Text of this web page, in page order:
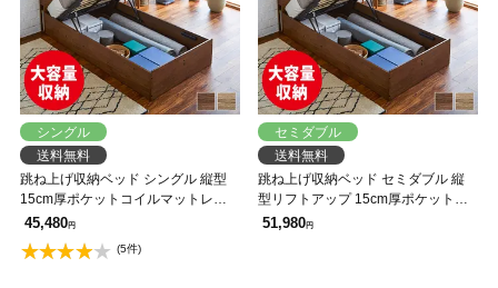
シングル
送料無料
跳ね上げ収納ベッド シングル 縦型
15cm厚ポケットコイルマットレス
セット 深さ30cm ガス圧式収納ベッ
ド ウッドスプリング 棚 コンセント
付き 【大型家具配送】
45,480円
(5件)
セミダブル
送料無料
跳ね上げ収納ベッド セミダブル 縦
型リフトアップ 15cm厚ポケットコ
イルマットレスセット 深さ30cm ガ
51,980円